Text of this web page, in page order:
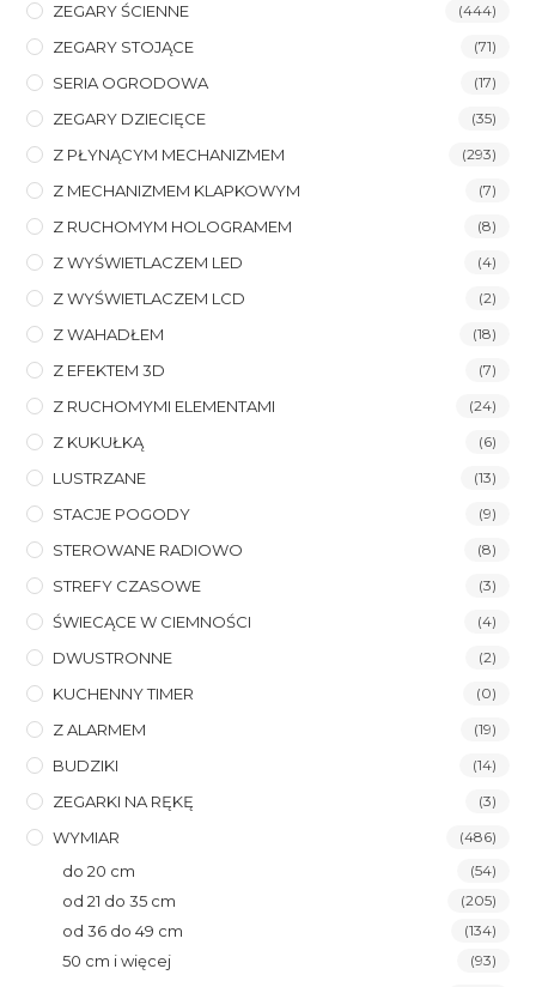
ZEGARY ŚCIENNE (444)
ZEGARY STOJĄCE (71)
SERIA OGRODOWA (17)
ZEGARY DZIECIĘCE (35)
Z PŁYNĄCYM MECHANIZMEM (293)
Z MECHANIZMEM KLAPKOWYM (7)
Z RUCHOMYM HOLOGRAMEM (8)
Z WYŚWIETLACZEM LED (4)
Z WYŚWIETLACZEM LCD (2)
Z WAHADŁEM (18)
Z EFEKTEM 3D (7)
Z RUCHOMYMI ELEMENTAMI (24)
Z KUKUŁKĄ (6)
LUSTRZANE (13)
STACJE POGODY (9)
STEROWANE RADIOWO (8)
STREFY CZASOWE (3)
ŚWIECĄCE W CIEMNOŚCI (4)
DWUSTRONNE (2)
KUCHENNY TIMER (0)
Z ALARMEM (19)
BUDZIKI (14)
ZEGARKI NA RĘKĘ (3)
WYMIAR (486)
do 20 cm (54)
od 21 do 35 cm (205)
od 36 do 49 cm (134)
50 cm i więcej (93)